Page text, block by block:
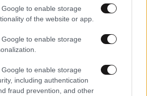
to enable storage
of the website or app.
to enable storage
to enable storage
including authentication
fraud prevention, and other